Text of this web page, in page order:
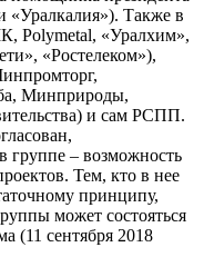
Также в
Polymetal, «Уралхим»,
«Ростелеком»),
Минприроды,
и сам РСПП.
группе – возможность
Тем, кто в нее
принципу,
может состояться
(11 сентября 2018